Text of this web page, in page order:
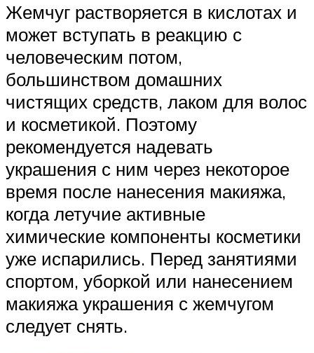
Жемчуг растворяется в кислотах и
может вступать в реакцию с
человеческим потом,
большинством домашних
чистящих средств, лаком для волос
и косметикой. Поэтому
рекомендуется надевать
украшения с ним через некоторое
время после нанесения макияжа,
когда летучие активные
химические компоненты косметики
уже испарились. Перед занятиями
спортом, уборкой или нанесением
макияжа украшения с жемчугом
следует снять.